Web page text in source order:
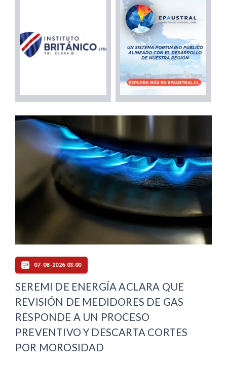
07-08-2026 03:00
SEREMI DE ENERGÍA ACLARA QUE
REVISIÓN DE MEDIDORES DE GAS
RESPONDE A UN PROCESO
PREVENTIVO Y DESCARTA CORTES
POR MOROSIDAD